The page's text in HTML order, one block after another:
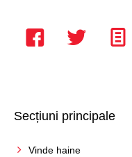
Secțiuni principale
Vinde haine